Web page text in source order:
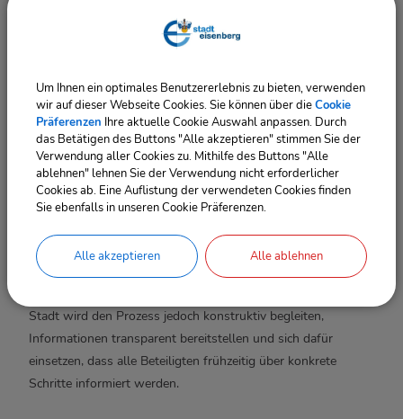
Der Kneipp-Kindergarten ist seit vielen Jahren ein fester
erfreut sich – entgegen dem allgemeinen Trend sinkender
Belegungszahlen in vielen Regionen – einer hohen
Auslastung. Die Kombination aus gesundheitsorientierter
Pädagogik, naturbezogenen Angeboten und einer stabilen
Gruppenstruktur ist für viele Familien ein wichtiges
Argument für diesen Standort.
Gleichzeitig bittet die Stadt um Verständnis dafür, dass
Entscheidungen über die Zukunft der Einrichtung
Stadt wird den Prozess jedoch konstruktiv begleiten,
Informationen transparent bereitstellen und sich dafür
einsetzen, dass alle Beteiligten frühzeitig über konkrete
Schritte informiert werden.
Um Ihnen ein optimales Benutzererlebnis zu bieten, verwenden
wir auf dieser Webseite Cookies. Sie können über dieCookie
Präferenzen Ihre aktuelle Cookie Auswahl anpassen. Durch
das Betätigen des Buttons "Alle akzeptieren" stimmen Sie der
Verwendung aller Cookies zu. Mithilfe des Buttons "Alle
ablehnen" lehnen Sie der Verwendung nicht erforderlicher
Cookies ab. Eine Auflistung der verwendeten Cookies finden
Sie ebenfalls in unseren Cookie Präferenzen.
Alle akzeptieren Alle ablehnen